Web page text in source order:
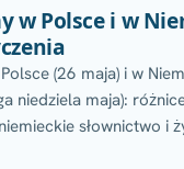
w Polsce i w
(26 maja) i w
niedziela maja):
słownictwo i